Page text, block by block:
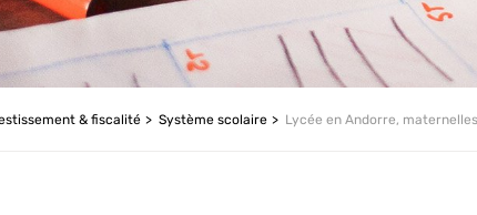
& fiscalité Système scolaire